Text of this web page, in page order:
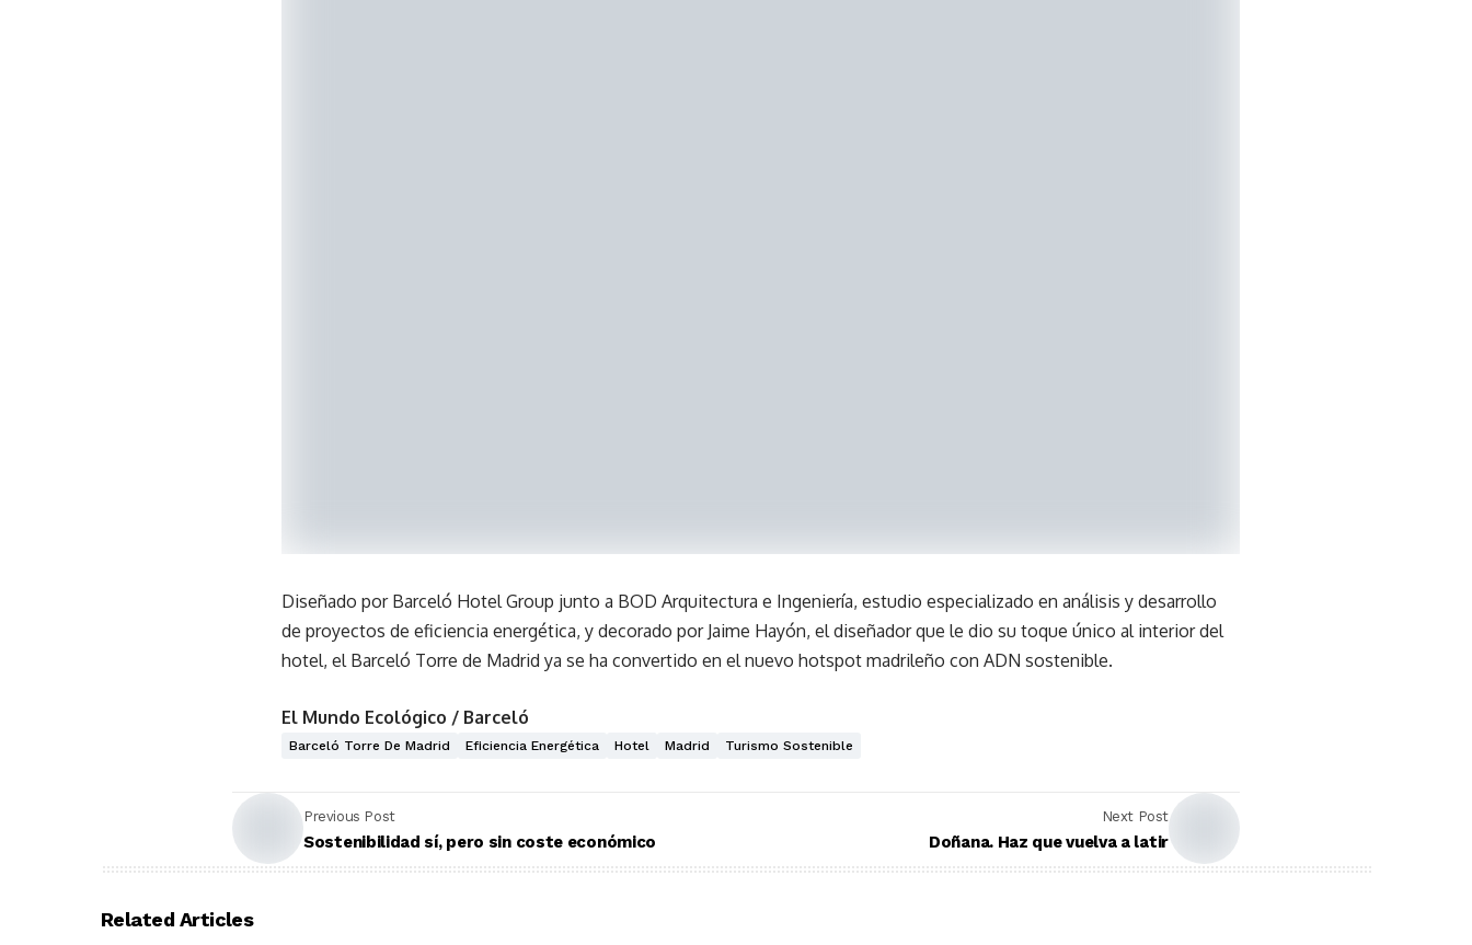
Diseñado por Barceló Hotel Group junto a BOD Arquitectura e Ingeniería, estudio especializado en análisis y desarrollo
de proyectos de eficiencia energética, y decorado por Jaime Hayón, el diseñador que le dio su toque único al interior del
hotel, el Barceló Torre de Madrid ya se ha convertido en el nuevo hotspot madrileño con ADN sostenible.
El Mundo Ecológico / Barceló
Barceló Torre De Madrid Eficiencia Energética Hotel Madrid Turismo Sostenible
Previous Post
Sostenibilidad sí, pero sin coste económico
Next Post
Doñana. Haz que vuelva a latir
Related Articles